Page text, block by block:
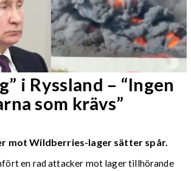
i Ryssland – “Ingen
som krävs”
mot Wildberries-lager sätter spår.
en rad attacker mot lager tillhörande